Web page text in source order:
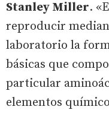
Stanley Miller.
reproducir
laboratorio la
básicas que
particular
elementos